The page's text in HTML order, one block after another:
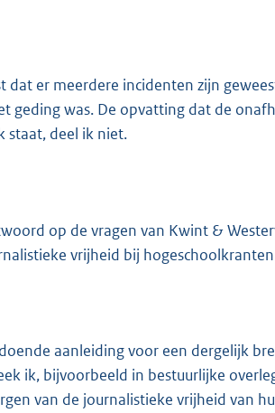
dat er meerdere incidenten zijn
geding was. De opvatting dat de
staat, deel ik niet.
op de vragen van Kwint &
vrijheid bij
aanleiding voor een dergelijk
ik, bijvoorbeeld in bestuurlijke
van de journalistieke vrijheid van